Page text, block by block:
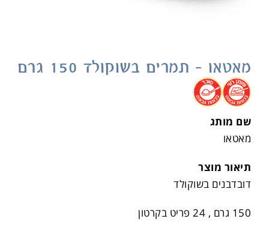
מאטאו – תמרים בשוקולד 150 גרם
.
.
שם מותג
מאטאו
תיאור מוצר
דובדבנים בשוקולד
150 גרם , 24 פריט בקרטון